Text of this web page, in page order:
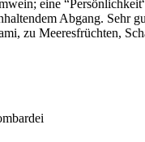
eine
Abgang. Sehr
zu Meeresfrüchten,